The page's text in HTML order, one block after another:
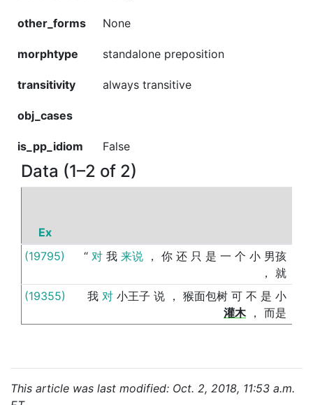
other_forms None
morphtype standalone preposition
transitivity always transitive
obj_cases
is_pp_idiom False
Data (1–2 of 2)
Ex
(19795)
“ 对 我 来说 ， 你 还 只 是 一 个 小 男孩
， 就
(19355) 我 对 小王子 说 ， 猴面包树 可 不 是 小
灌木 ， 而是
This article was last modified: Oct. 2, 2018, 11:53 a.m.